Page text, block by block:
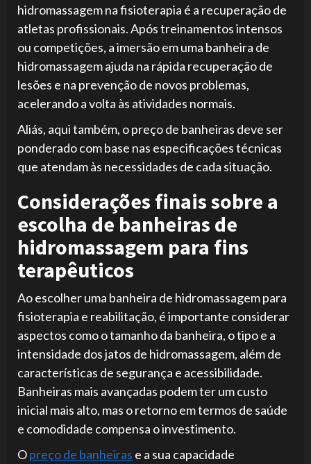
hidromassagem na fisioterapia é a recuperação de
atletas profissionais. Após treinamentos intensos
ou competições, a imersão em uma banheira de
hidromassagem ajuda na rápida recuperação de
lesões e na prevenção de novos problemas,
acelerando a volta às atividades normais.
Aliás, aqui também, o preço de banheiras deve ser
ponderado com base nas especificações técnicas
que atendam às necessidades de cada situação.
Considerações finais sobre a
escolha de banheiras de
hidromassagem para fins
terapêuticos
Ao escolher uma banheira de hidromassagem para
fisioterapia e reabilitação, é importante considerar
aspectos como o tamanho da banheira, o tipo e a
intensidade dos jatos de hidromassagem, além de
características de segurança e acessibilidade.
Banheiras mais avançadas podem ter um custo
inicial mais alto, mas o retorno em termos de saúde
e comodidade compensa o investimento.
Opreço de banheiras e a sua capacidade